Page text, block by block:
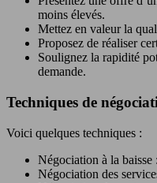
moins élevés.
Mettez en valeur la
Proposez de réaliser
Soulignez la rapidité
demande.
Techniques de
Voici quelques techniques :
Négociation à la baisse
Négociation des